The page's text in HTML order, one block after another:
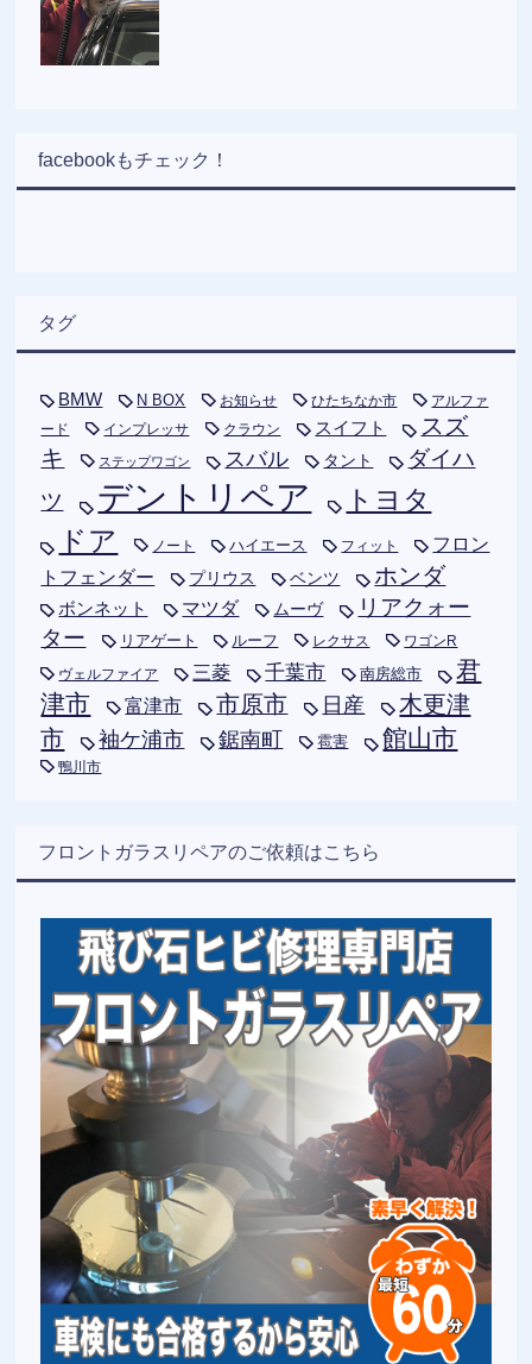
facebookもチェック！
タグ
BMW N BOX お知らせ ひたちなか市
アルファ
ード
インプレッサ クラウン スイフト
スズ
キ
ステップワゴン スバル タント
ダイハ
ツ
デントリペア
トヨタ
ドア
ノート ハイエース フィット
フロン
トフェンダー
プリウス ベンツ ホンダ
ボンネット マツダ ムーヴ
リアクォー
ター
リアゲート ルーフ レクサス ワゴンR
ヴェルファイア 三菱 千葉市 南房総市
君
津市
富津市 市原市 日産
木更津
市
袖ケ浦市 鋸南町 雹害 館山市
鴨川市
フロントガラスリペアのご依頼はこちら